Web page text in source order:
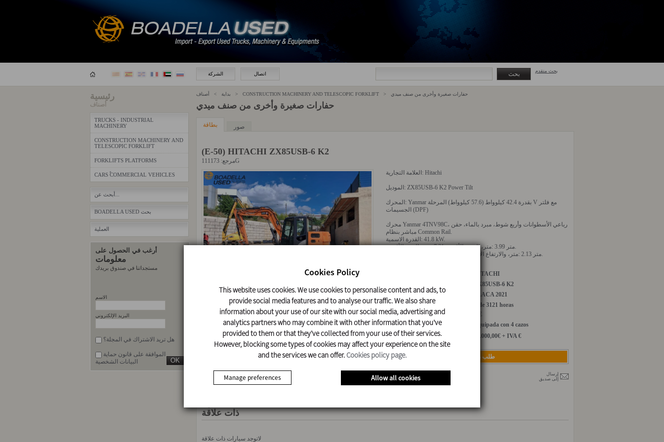
Cookies Policy
This website uses cookies. We use cookies to personalise content and ads, to
provide social media features and to analyse our traffic. We also share
information about your use of our site with our social media, advertising and
analytics partners who may combine it with other information that you've
provided to them or that they've collected from your use of their services.
However, blocking some types of cookies may affect your experience on the site
and the services we can offer.Cookies policy page.
Manage preferences Allow all cookies
الشركة اتصال
بحث متقدم
رئيسية
أصناف
TRUCKS - INDUSTRIAL
MACHINERY
CONSTRUCTION MACHINERY AND
TELESCOPIC FORKLIFT
FORKLIFTS PLATFORMS
CARS ֠COMMERCIAL VEHICLES
BOADELLA USED بحث
العملية
أرغب في الحصول على
معلومات
مستجداتنا في صندوق بريدك
الاسم
البريد الإلكتروني
هل تريد الاشتراك في المجلة؟
الموافقة على قانون حماية
البيانات الشخصية
بداية > أصناف > CONSTRUCTION MACHINERY AND TELESCOPIC FORKLIFT > حفارات صغيرة وأخرى من صنف ميدي
حفارات صغيرة وأخرى من صنف ميدي
بطاقة صور
(E-50) HITACHI ZX85USB-6 K2
مرجع: 111173G
العلامة التجارية: Hitachi
الموديل: ZX85USB-6 K2 Power Tilt
المحرك: Yanmar بقدرة 42.4 كيلوواط (57.6 كيلوواط) المرحلة V مع فلتر
الجسيمات (DPF)
محرك Yanmar 4TNV98C، رباعي الأسطوانات وأربع شوط، مبرد بالماء، حقن
مباشر بنظام Common Rail.
القدرة الاسمية: ‎41.8 kW‎.
مدى الحفر الأقصى: ‎7.21‎ متر، العمق الأقصى: ‎3.99‎ متر.
ارتفاع التفريغ الأقصى: ‎4.77‎ متر، والارتفاع الأدنى للتفريغ: ‎2.13‎ متر.
HITACHI
ZX85USB-6 K2
PLACA 2021
+ de 3121 horas
CE
Equipada con 4 cazos
49.000,00€ + IVA €
طلب معلومات
تحميل
الوثيقة
إرسال
إلى صديق
ذات علاقة
لاتوجد سيارات ذات علاقة